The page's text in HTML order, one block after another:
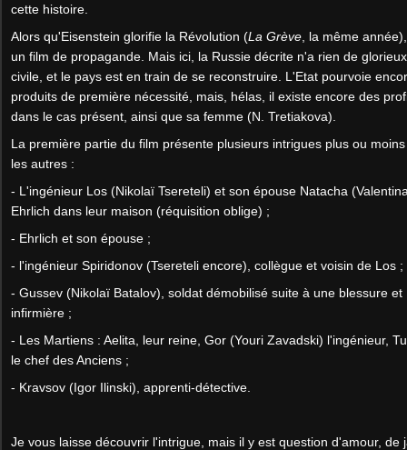
cette histoire.
Alors qu'Eisenstein glorifie la Révolution (La Grève , la même
un film de propagande. Mais ici, la Russie décrite n'a rien de
civile, et le pays est en train de se reconstruire. L'Etat pourvoie
produits de première nécessité, mais, hélas, il existe encore des
dans le cas présent, ainsi que sa femme (N. Tretiakova).
La première partie du film présente plusieurs intrigues plus ou
les autres :
- L'ingénieur Los (Nikolaï Tsereteli) et son épouse Natacha
Ehrlich dans leur maison (réquisition oblige) ;
- Ehrlich et son épouse ;
- l'ingénieur Spiridonov (Tsereteli encore), collègue et voisin de Los ;
- Gussev (Nikolaï Batalov), soldat démobilisé suite à une blessure
infirmière ;
- Les Martiens : Aelita, leur reine, Gor (Youri Zavadski) l'ingénieur,
le chef des Anciens ;
- Kravsov (Igor Ilinski), apprenti-détective.
Je vous laisse découvrir l'intrigue, mais il y est question d'amour, de